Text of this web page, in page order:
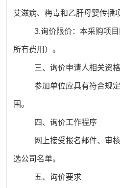
艾滋病、梅毒和乙肝母婴传播
3.询价限价：本采购项
所有费用）。
三、询价申请人相关资
参加单位应具有符合规
围。
四、询价工作程序
网上接受报名邮件、审
选公司名单。
五、询价要求